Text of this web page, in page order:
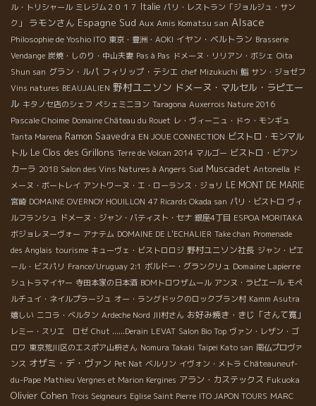
ル・トリシャール ミレジム２０１７ Italie パリ・レストラン「ジョルジュ・サン
ク」
ラモンさん Espagne Sud Aux Amis Komatsu san Alsace
Philosophie de Yoshio ITO 東京・豊洲・AOKI イヤン・ベルトラン Brasserie
Vendange 炭焼・しのり・中山夫妻 Pas à Pas ドメーヌ・リリアン・ボシェ Oita
Shun san グラン・ルパ フィリップ・テシエ chef Mizukuchi 鮨 サン・ジョゼフ
Vins natures BEAUJALIEN 野村ユニソン ドメーヌ・マルセル・ラピエー
ル キタノセ店のシェフ ペシェミニヨン Taragona Auxerrois Nature 2016
Pascale Choime Domaine Château du Rouet レ・ヴィーニュ・ドゥ・モンギュ
Tanta Marena Ramon Saavedra EN JOUE CONNECTION ビストロ・モンマル
トル Le Clos des Grillons Terre de Volcan 2014 マルゴー ビストロ・ビアン
カーラ 2018 Salon des Vins Natures à Angers Sud Muscadet Antonella ド
メーヌ・ボートレイ アントワーヌ・エ・ローランス・ジョリ LE MONT DE MARIE
宮崎 DOMAINE OVERNOY HOUILLON 47 Ricards Okada san パリ・ビストロ ヴィ
ルフランシュ ドメーヌ・ジャン・バティスト・セナ 銀座4丁目 ESPOA MORITAKA
ボジョレヌーヴォー アナテム DOMAINE DE L'ECHALIER Take chan Promenade
des Anglais tourisme キューヴェ・ビストロロジ 野村ユニソン社長 ジャン・ピエ
ール・ビスパリ France/Uruguay 2:1 ボルドー・グランクリュ Domaine Lapierre
シュトラマイヤー 寺田本家の日本酒 BOMトロワザムール アンヌ・ラピエール モペ
ルチュイ・ネイルプラージュ オー・ラングドックのロックブラン村 Kamm Asutra
嬉しい ニコラ・ベルタン Ardeche Nord 川村さん お好み焼き・きじ「さんて寛」
レミー・スリエ ロゼ Chut ......Derain LEVAT Salon Bio Top ヴァン・レザン・ゴ
ロワ 東京荒川区のエスポア山枡さん Nomura Takaki Taipei Kato san 南仏プロヴァ
ンス オザミ・デ・ヴァン Pet Nat ベルリン イヴォン・メトラ Châteauneuf-
du-Pape Mathieu Vergnes et Marion Kergines アラン・カステックス Fukuoka
Olivier Cohen Trois Seigneurs Eglise Saint Pierre ITO JAPON TOURS MARC